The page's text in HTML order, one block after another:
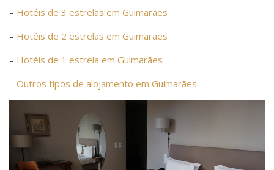
– Hotéis de 3 estrelas em Guimarães
– Hotéis de 2 estrelas em Guimarães
– Hotéis de 1 estrela em Guimarães
– Outros tipos de alojamento em Guimarães